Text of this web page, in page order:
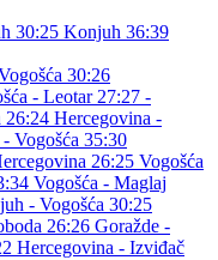
30:25 Konjuh 36:39
30:26
- Leotar 27:27 -
26:24 Hercegovina -
Vogošća 35:30
26:25 Vogošća
Vogošća - Maglaj
- Vogošća 30:25
26:26 Goražde -
Hercegovina - Izviđač